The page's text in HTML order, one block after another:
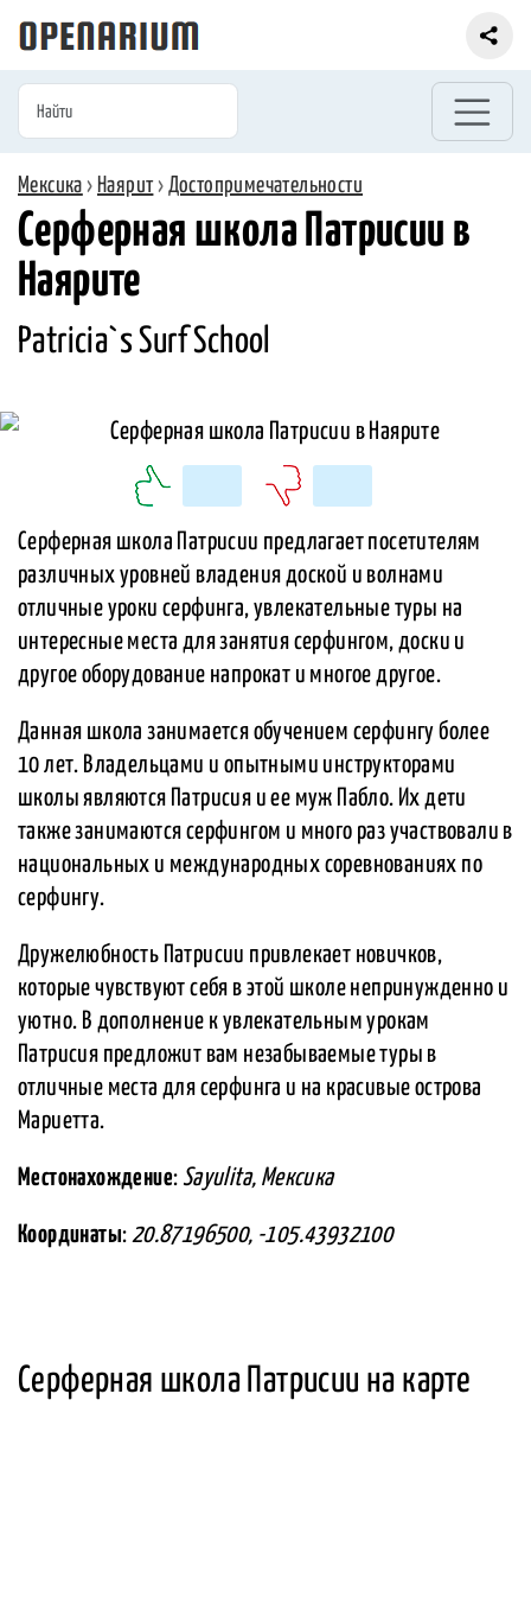
Мексика › Наярит› Достопримечательности
Серферная школа Патрисии в
Наярите
Patricia`s Surf School
Серферная школа Патрисии предлагает посетителям
различных уровней владения доской и волнами
отличные уроки серфинга, увлекательные туры на
интересные места для занятия серфингом, доски и
другое оборудование напрокат и многое другое.
Данная школа занимается обучением серфингу более
10 лет. Владельцами и опытными инструкторами
школы являются Патрисия и ее муж Пабло. Их дети
также занимаются серфингом и много раз участвовали в
национальных и международных соревнованиях по
серфингу.
Дружелюбность Патрисии привлекает новичков,
которые чувствуют себя в этой школе непринужденно и
уютно. В дополнение к увлекательным урокам
Патрисия предложит вам незабываемые туры в
отличные места для серфинга и на красивые острова
Мариетта.
Местонахождение: Sayulita, Мексика
Координаты: 20.87196500, -105.43932100
Серферная школа Патрисии на карте